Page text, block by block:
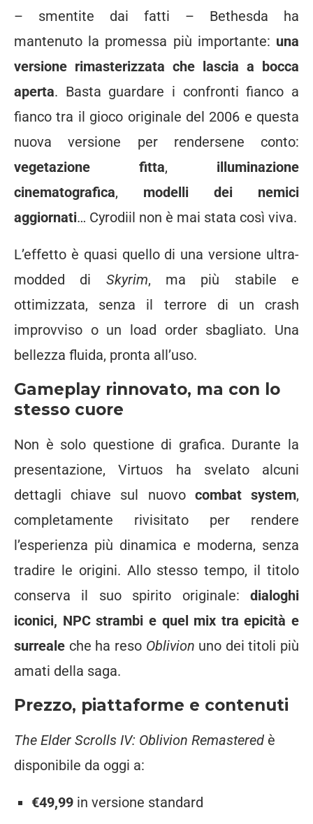
– smentite dai fatti – Bethesda ha
mantenuto la promessa più importante: una
versione rimasterizzata che lascia a bocca
aperta. Basta guardare i confronti fianco a
fianco tra il gioco originale del 2006 e questa
nuova versione per rendersene conto:
vegetazione fitta, illuminazione
cinematografica, modelli dei nemici
aggiornati… Cyrodiil non è mai stata così viva.
L’effetto è quasi quello di una versione ultra-
modded di Skyrim, ma più stabile e
ottimizzata, senza il terrore di un crash
improvviso o un load order sbagliato. Una
bellezza fluida, pronta all’uso.
Gameplay rinnovato, ma con lo
stesso cuore
Non è solo questione di grafica. Durante la
presentazione, Virtuos ha svelato alcuni
dettagli chiave sul nuovo combat system,
completamente rivisitato per rendere
l’esperienza più dinamica e moderna, senza
tradire le origini. Allo stesso tempo, il titolo
conserva il suo spirito originale: dialoghi
iconici, NPC strambi e quel mix tra epicità e
surreale che ha reso Oblivion uno dei titoli più
amati della saga.
Prezzo, piattaforme e contenuti
The Elder Scrolls IV: Oblivion Remastered è
disponibile da oggi a:
€49,99 in versione standard